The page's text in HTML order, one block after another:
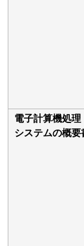
電子計算機処理
システムの概